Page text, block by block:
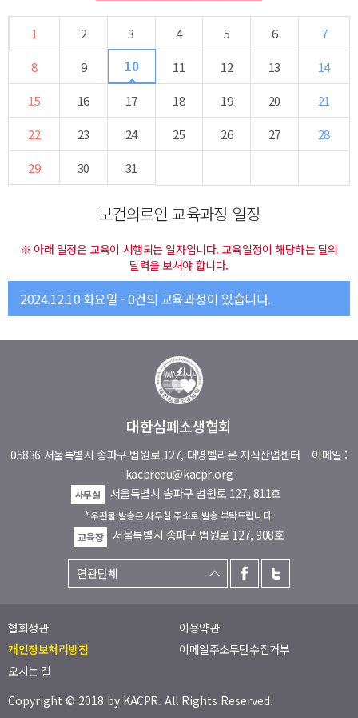
1 2 3 4 5 6
7
8
9 10 11 12 13
14
15
16 17 18 19 20
21
22
23 24 25 26 27
28
29
30 31
보건의료인 교육과정 일정
※ 아래 일정은 교육이 시행되는 일자입니다. 교육일정이 해당하는 달의
달력을 보셔야 합니다.
2024.12.10 화요일 - 0건의 교육과정이 있습니다.
대한심폐소생협회
05836 서울특별시 송파구 법원로 127, 대명벨리온 지식산업센터 이메일 :
kacpredu@kacpr.org
사무실 서울특별시 송파구 법원로 127, 811호
* 우편물 발송은 사무실 주소로 발송 부탁드립니다.
교육장
서울특별시 송파구 법원로 127, 908호
협회정관
이용약관
개인정보처리방침
이메일주소무단수집거부
오시는 길
Copyright © 2018 by KACPR. All Rights Reserved.